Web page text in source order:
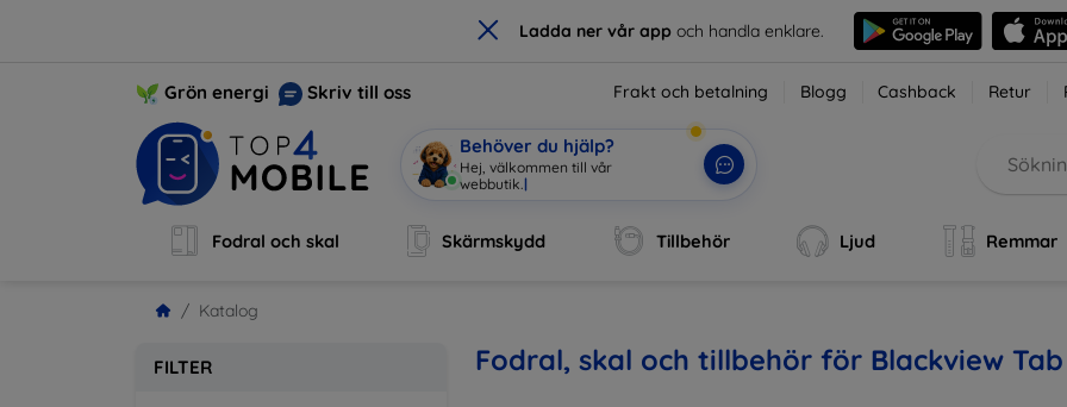
× Ladda ner vår app och handla enklare.
Grön energi Skriv till oss Frakt och betalning Blogg Cashback Retur
Behöver du hjälp?
Hej, välkommen till vår
webbutik. |
Fodral och skal Skärmskydd Tillbehör Ljud Remmar
Katalog
FILTER Fodral, skal och tillbehör för Blackview Tab